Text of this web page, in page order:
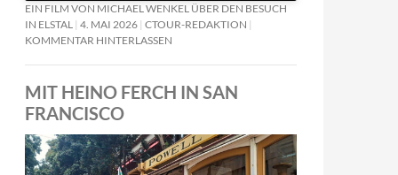
EIN FILM VON MICHAEL WENKEL ÜBER DEN BESUCH
IN ELSTAL 4. MAI 2026 CTOUR-REDAKTION
KOMMENTAR HINTERLASSEN
MIT HEINO FERCH IN SAN
FRANCISCO